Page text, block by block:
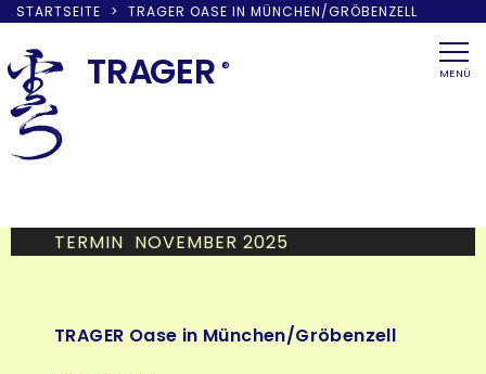
STARTSEITE > TRAGER OASE IN MÜNCHEN/GRÖBENZELL
to
content
TRAGER ® MENÜ
TERMIN NOVEMBER 2025
TRAGER Oase in München/Gröbenzell